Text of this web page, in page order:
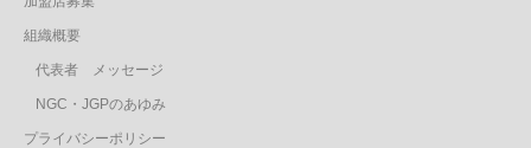
組織概要
代表者 メッセージ
NGC・JGPのあゆみ
プライバシーポリシー